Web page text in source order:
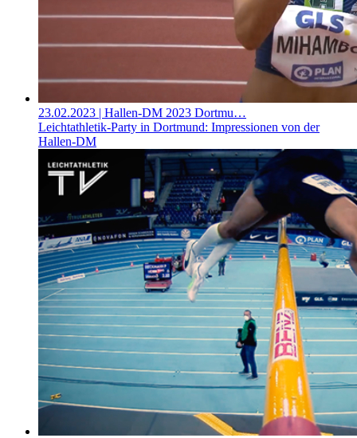
23.02.2023 | Hallen-DM 2023 Dortmu…
Leichtathletik-Party in Dortmund: Impressionen von der
Hallen-DM